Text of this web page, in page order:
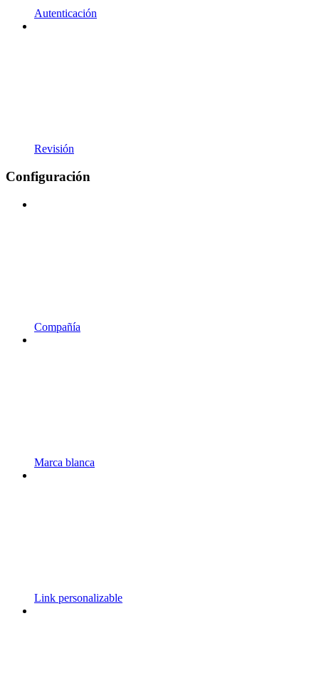
Autenticación
Revisión
Configuración
Compañía
Marca blanca
Link personalizable